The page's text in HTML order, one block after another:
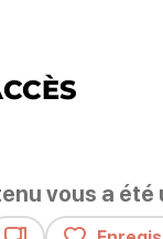
vous a été